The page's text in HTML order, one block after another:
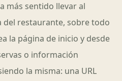
más sentido llevar al
del restaurante, sobre todo
la página de inicio y desde
o información
la misma: una URL